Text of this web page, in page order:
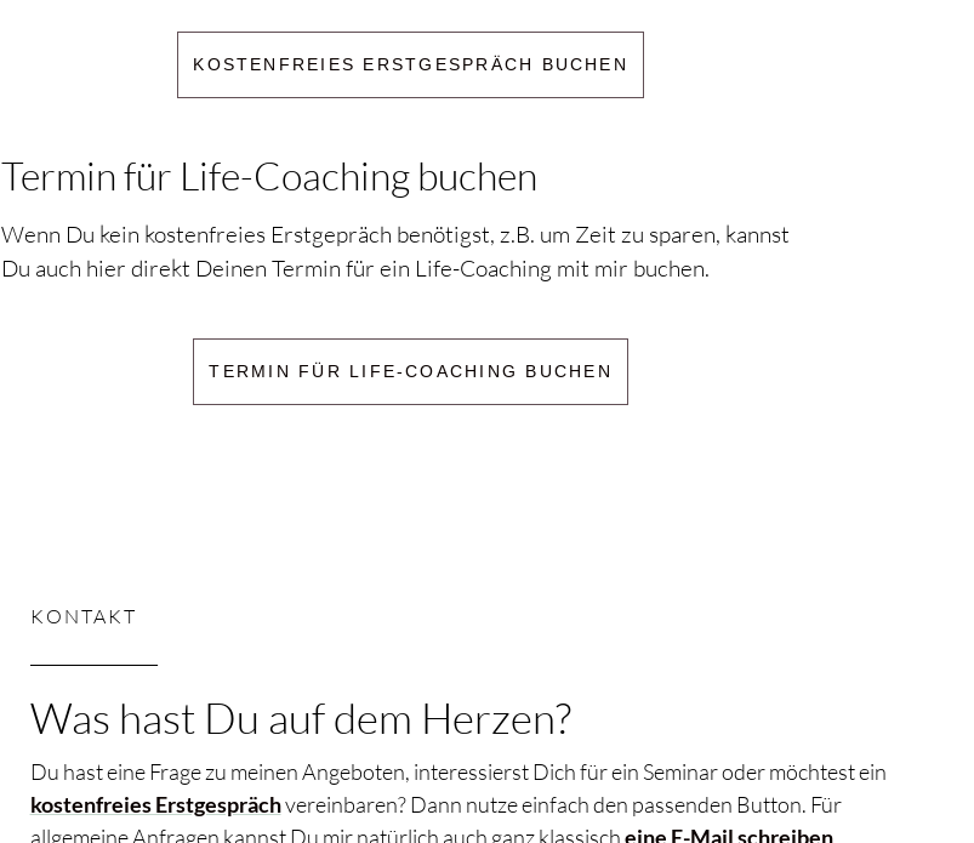
KOSTENFREIES ERSTGESPRÄCH BUCHEN
Termin für Life-Coaching buchen
Wenn Du kein kostenfreies Erstgepräch benötigst, z.B. um Zeit zu sparen, kannst
Du auch hier direkt Deinen Termin für ein Life-Coaching mit mir buchen.
TERMIN FÜR LIFE-COACHING BUCHEN
KONTAKT
Was hast Du auf dem Herzen?
Du hast eine Frage zu meinen Angeboten, interessierst Dich für ein Seminar oder möchtest ein
kostenfreies Erstgesprächvereinbaren? Dann nutze einfach den passenden Button. Für
allgemeine Anfragen kannst Du mir natürlich auch ganz klassischeine E-Mail schreiben.